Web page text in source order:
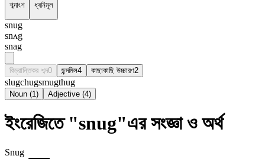
শব্দাংশ ধ্বনিমূল
snug
snʌg
snag
বিভ্রান্তিকর শব্দ0 ছন্দমিল4 কাছাকাছি উচ্চারণ2
slugchugsmugthug
Noun (1) Adjective (4)
ইংরেজিতে "snug"এর সংজ্ঞা ও অর্থ
Snug